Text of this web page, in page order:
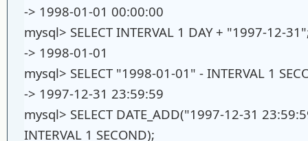
-> 1998-01-01 00:00:00
mysql> SELECT INTERVAL 1 DAY + "1997-12-
-> 1998-01-01
mysql> SELECT "1998-01-01" - INTERVAL 1
-> 1997-12-31 23:59:59
mysql> SELECT DATE_ADD("1997-12-31
INTERVAL 1 SECOND);